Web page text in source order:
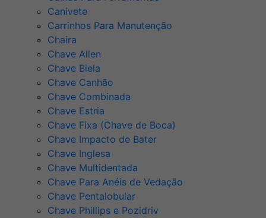
Canivete
Carrinhos Para Manutenção
Chaira
Chave Allen
Chave Biela
Chave Canhão
Chave Combinada
Chave Estria
Chave Fixa (Chave de Boca)
Chave Impacto de Bater
Chave Inglesa
Chave Multidentada
Chave Para Anéis de Vedação
Chave Pentalobular
Chave Phillips e Pozidriv